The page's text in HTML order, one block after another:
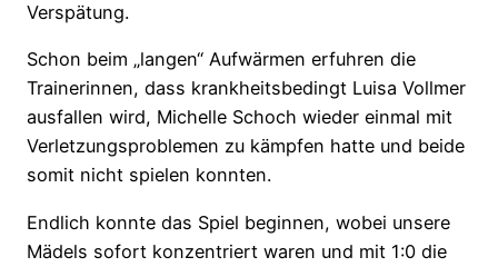
Verspätung.
Schon beim „langen“ Aufwärmen erfuhren die
Trainerinnen, dass krankheitsbedingt Luisa Vollmer
ausfallen wird, Michelle Schoch wieder einmal mit
Verletzungsproblemen zu kämpfen hatte und beide
somit nicht spielen konnten.
Endlich konnte das Spiel beginnen, wobei unsere
Mädels sofort konzentriert waren und mit 1:0 die